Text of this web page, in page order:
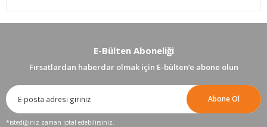
E-Bülten Aboneliği
Fırsatlardan haberdar olmak için E-bülten’e abone olun
Abone Ol
*istediğiniz zaman iptal edebilirsiniz.